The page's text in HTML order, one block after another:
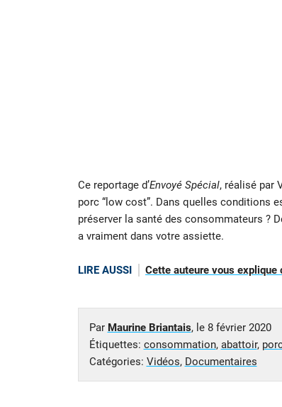
Ce reportage d’Envoyé Spécial, réalisé par
porc “low cost”. Dans quelles conditions
préserver la santé des consommateurs ?
a vraiment dans votre assiette.
LIRE AUSSI Cette auteure vous
Par Maurine Briantais, le 8 février 2020
Étiquettes: consommation, abattoir,
Catégories: Vidéos, Documentaires